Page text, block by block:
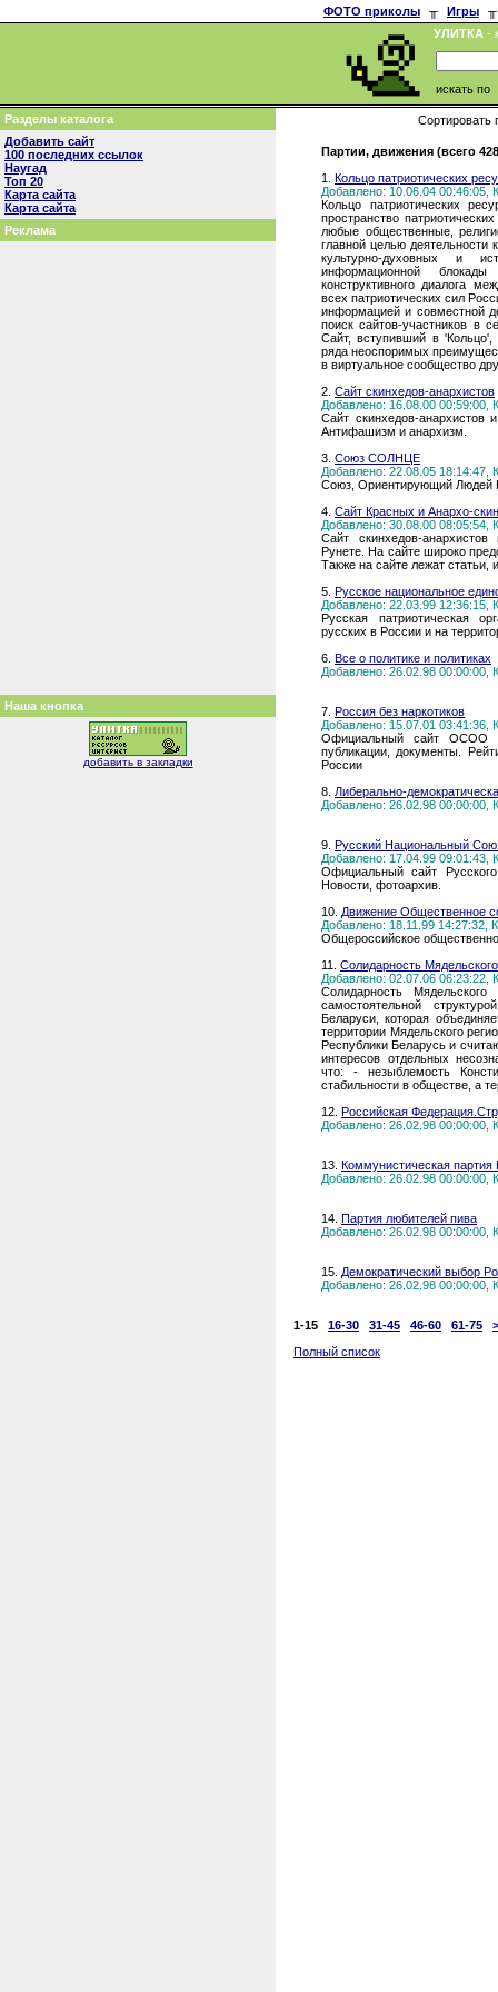
ФОТО приколы ╥ Игры
╥
УЛИТКА -
искать по
Разделы каталога
Добавить сайт
100 последних ссылок
Наугад
Топ 20
Карта сайта
Карта сайта
Реклама
Наша кнопка
добавить в закладки
Сортировать
Партии, движения (всего
1. Кольцо патриотических
Добавлено: 10.06.04 00:46:05,
Кольцо патриотических
пространство
любые общественные,
главной целью деятельности
культурно-духовных и
информационной
конструктивного диалога
всех патриотических сил
информацией и совместной
поиск сайтов-участников в
Сайт, вступивший в 'Кольцо',
ряда неоспоримых
в виртуальное сообщество
2. Сайт скинхедов-анархистов
Добавлено: 16.08.00 00:59:00,
Сайт скинхедов-анархистов
Антифашизм и анархизм.
3. Союз СОЛНЦЕ
Добавлено: 22.08.05 18:14:47,
Союз, Ориентирующий Людей
4. Сайт Красных и Анархо-
Добавлено: 30.08.00 08:05:54,
Сайт скинхедов-
Рунете. На сайте широко
Также на сайте лежат
5. Русское национальное
Добавлено: 22.03.99 12:36:15,
Русская патриотическая
русских в России и на
6. Все о политике и политиках
Добавлено: 26.02.98 00:00:00,
7. Россия без наркотиков
Добавлено: 15.07.01 03:41:36,
Официальный сайт ОСОО
публикации, документы.
России
8. Либерально-
Добавлено: 26.02.98 00:00:00,
9. Русский Национальный
Добавлено: 17.04.99 09:01:43,
Официальный сайт
Новости, фотоархив.
10. Движение Общественное
Добавлено: 18.11.99 14:27:32,
Общероссийское
11. Солидарность
Добавлено: 02.07.06 06:23:22,
Солидарность
самостоятельной
Беларуси, которая
территории Мядельского
Республики Беларусь и
интересов отдельных
что: - незыблемость
стабильности в обществе, а
12. Российская
Добавлено: 26.02.98 00:00:00,
13. Коммунистическая
Добавлено: 26.02.98 00:00:00,
14. Партия любителей пива
Добавлено: 26.02.98 00:00:00,
15. Демократический выбор
Добавлено: 26.02.98 00:00:00,
1-15 16-30 31-45 46-60 61-75
Полный список